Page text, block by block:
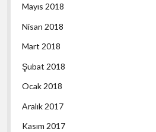
Mayıs 2018
Nisan 2018
Mart 2018
Şubat 2018
Ocak 2018
Aralık 2017
Kasım 2017